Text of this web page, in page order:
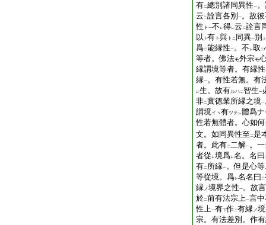
有二總別諸同異性一
云 二詮言各別 一。故
性 ト 一不 レ得レ云 二詮言
以下有 ト 與 ト 二 同異一別 上
爲二能縁性一。不 レ取 二
等者。佛法モ外宗モ
縁謂境等者。有縁
縁一。有性若無。有
レ生。故有ルハ二智生一
非二實徳業所縁之境一
謂境イヽ 有ツテレ體爲ナ
性若無體者。心如
文。如同異性至 二是
者。此有二二解一。
者從 レ境爲レ名。名曰
有二 所縁一。但是心
等從境。爲レ名名曰 二
縁ノ境界之性一。故言
於二前有法宗上一言
性上一有下作二有縁ノ
宗。有法差別。作